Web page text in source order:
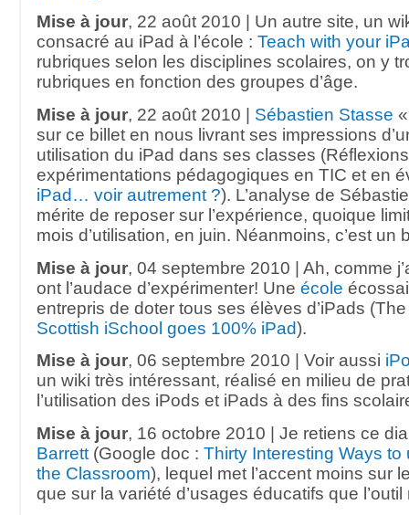
Mise à jour, 22 août 2010 | Un autre site, un
consacré au iPad à l’école : Teach with your
rubriques selon les disciplines scolaires, on y
rubriques en fonction des groupes d’âge.
Mise à jour, 22 août 2010 | Sébastien Stasse
sur ce billet en nous livrant ses impressions
utilisation du iPad dans ses classes
expérimentations pédagogiques en TIC et en
iPad… voir autrement ?). L’analyse de
mérite de reposer sur l’expérience, quoique
mois d’utilisation, en juin. Néanmoins, c’est un
Mise à jour, 04 septembre 2010 | Ah, comme
ont l’audace d’expérimenter! Une école
entrepris de doter tous ses élèves d’iPads
Scottish iSchool goes 100% iPad).
Mise à jour, 06 septembre 2010 | Voir aussi
un wiki très intéressant, réalisé en milieu de
l’utilisation des iPods et iPads à des fins
Mise à jour, 16 octobre 2010 | Je retiens ce
Barrett (Google doc : Thirty Interesting Ways to
the Classroom), lequel met l’accent moins sur
que sur la variété d’usages éducatifs que l’outil